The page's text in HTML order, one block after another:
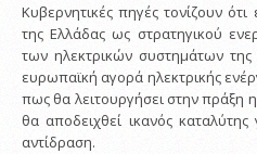
Κυβερνητικές πηγές τονίζουν
της Ελλάδας ως στρατηγικού
των ηλεκτρικών συστημάτων
ευρωπαϊκή αγορά ηλεκτρικής
πως θα λειτουργήσει στην πράξη
θα αποδειχθεί ικανός
αντίδραση.